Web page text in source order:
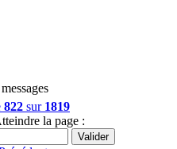
822 sur 1819
la page :